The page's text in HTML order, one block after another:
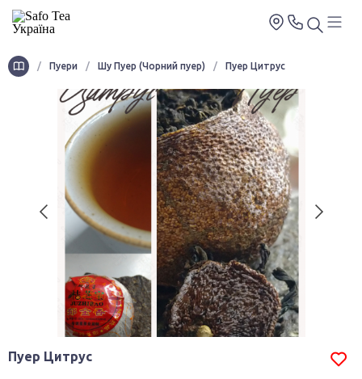
/ Пуери / Шу Пуер (Чорний пуер) / Пуер Цитрус
Пуер Цитрус